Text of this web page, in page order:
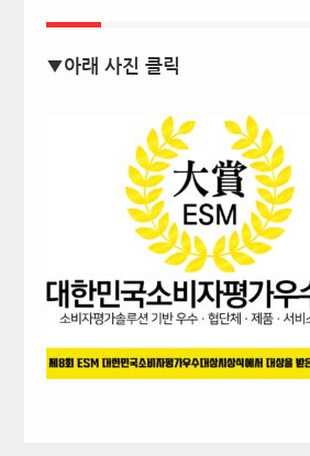
▼아래 사진 클릭